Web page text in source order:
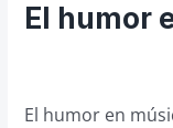
Cosas de
El humor
El humor en